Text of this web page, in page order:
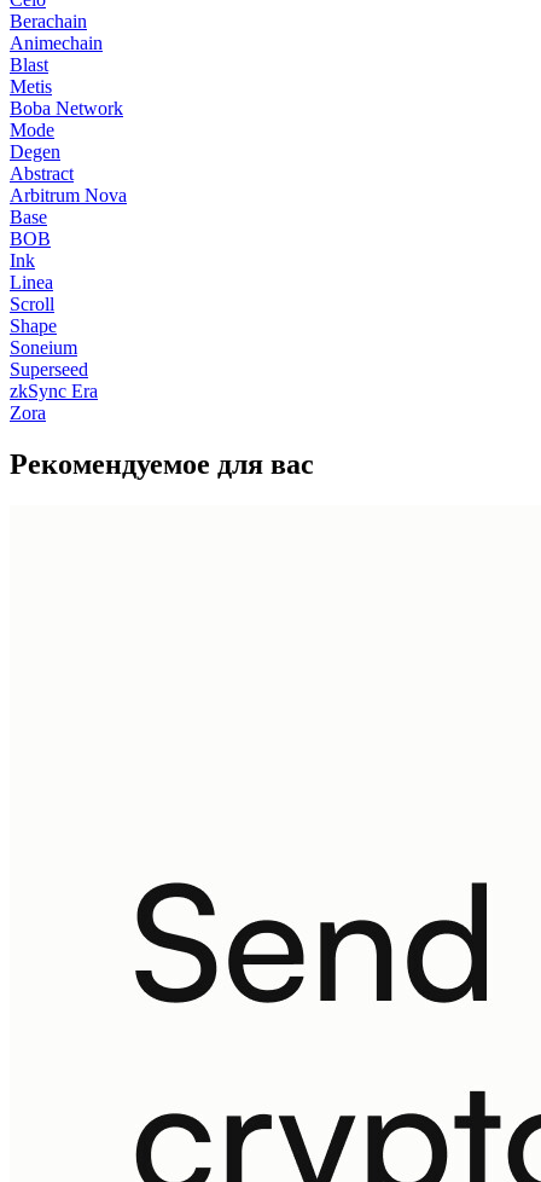
Berachain
Animechain
Blast
Metis
Boba Network
Mode
Degen
Abstract
Arbitrum Nova
Base
BOB
Ink
Linea
Scroll
Shape
Soneium
Superseed
zkSync Era
Zora
Рекомендуемое для вас